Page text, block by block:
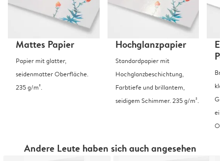
Mattes Papier
Papier mit glatter,
seidenmatter Oberfläche.
235 g/m².
Hochglanzpapier
Standardpapier mit
Hochglanzbeschichtung,
Farbtiefe und brillantem,
seidigem Schimmer. 235 g/m².
Andere Leute haben sich auch angesehen